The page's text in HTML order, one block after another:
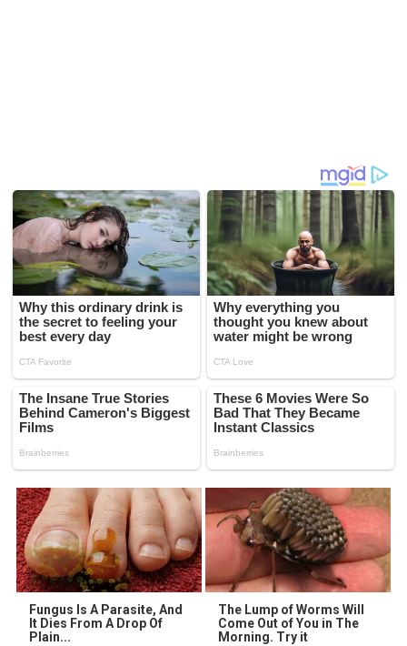
Fungus Is A Parasite, And
It Dies From A Drop Of
Plain...
The Lump of Worms Will
Come Out of You in The
Morning. Try it